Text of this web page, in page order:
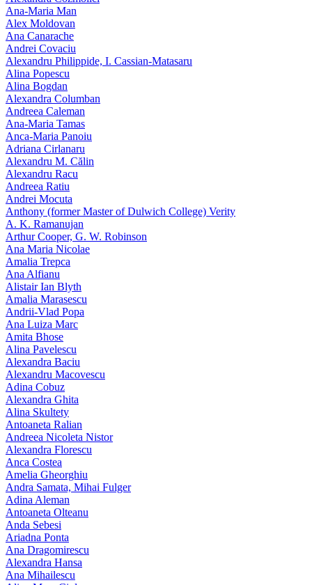
Ana-Maria Man
Alex Moldovan
Ana Canarache
Andrei Covaciu
Alexandru Philippide, I. Cassian‑Matasaru
Alina Popescu
Alina Bogdan
Alexandra Columban
Andreea Caleman
Ana-Maria Tamas
Anca-Maria Panoiu
Adriana Cirlanaru
Alexandru M. Călin
Alexandru Racu
Andreea Ratiu
Andrei Mocuta
Anthony (former Master of Dulwich College) Verity
A. K. Ramanujan
Arthur Cooper, G. W. Robinson
Ana Maria Nicolae
Amalia Trepca
Ana Alfianu
Alistair Ian Blyth
Amalia Marasescu
Andrii-Vlad Popa
Ana Luiza Marc
Amita Bhose
Alina Pavelescu
Alexandra Baciu
Alexandru Macovescu
Adina Cobuz
Alexandra Ghita
Alina Skultety
Antoaneta Ralian
Andreea Nicoleta Nistor
Alexandra Florescu
Anca Costea
Amelia Gheorghiu
Andra Samata, Mihai Fulger
Adina Aleman
Antoaneta Olteanu
Anda Sebesi
Ariadna Ponta
Ana Dragomirescu
Alexandra Hansa
Ana Mihailescu